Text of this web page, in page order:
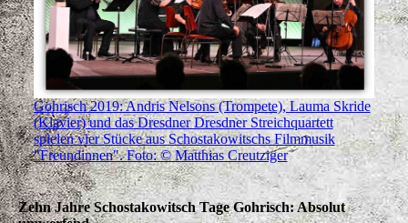
Gohrisch 2019: Andris Nelsons (Trompete), Lauma Skride
(Klavier) und das Dresdner Dresdner Streichquartett
spielen vier Stücke aus Schostakowitschs Filmmusik
"Freundinnen". Foto: © Matthias Creutziger
Zehn Jahre Schostakowitsch Tage Gohrisch: Absolut